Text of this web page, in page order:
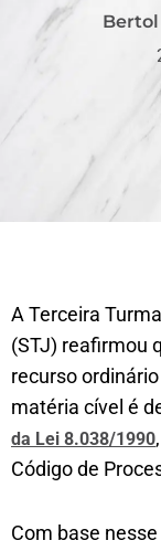
Bertol
A Terceira
(STJ) reafirmou
recurso
matéria cível é
da Lei 8.038/1990
Código de
Com base